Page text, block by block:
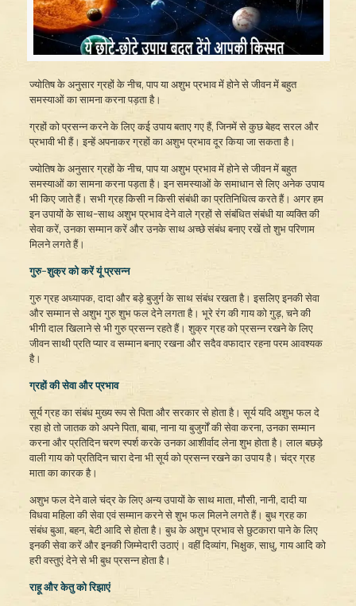
ज्योतिष के अनुसार ग्रहों के नीच, पाप या अशुभ प्रभाव में होने से जीवन में बहुत
समस्याओं का सामना करना पड़ता है।
ग्रहों को प्रसन्न करने के लिए कई उपाय बताए गए हैं, जिनमें से कुछ बेहद सरल और
प्रभावी भी हैं। इन्हें अपनाकर ग्रहों का अशुभ प्रभाव दूर किया जा सकता है।
ज्योतिष के अनुसार ग्रहों के नीच, पाप या अशुभ प्रभाव में होने से जीवन में बहुत
समस्याओं का सामना करना पड़ता है। इन समस्याओं के समाधान से लिए अनेक उपाय
भी किए जाते हैं। सभी ग्रह किसी न किसी संबंधी का प्रतिनिधित्व करते हैं। अगर हम
इन उपायों के साथ-साथ अशुभ प्रभाव देने वाले ग्रहों से संबंधित संबंधी या व्यक्ति की
सेवा करें, उनका सम्मान करें और उनके साथ अच्छे संबंध बनाए रखें तो शुभ परिणाम
मिलने लगते हैं।
गुरु-शुक्र को करें यूं प्रसन्न
गुरु ग्रह अध्यापक, दादा और बड़े बुजुर्ग के साथ संबंध रखता है। इसलिए इनकी सेवा
और सम्मान से अशुभ गुरु शुभ फल देने लगता है। भूरे रंग की गाय को गुड़, चने की
भीगी दाल खिलाने से भी गुरु प्रसन्न रहते हैं। शुक्र ग्रह को प्रसन्न रखने के लिए
जीवन साथी प्रति प्यार व सम्मान बनाए रखना और सदैव वफादार रहना परम आवश्यक
है।
ग्रहों की सेवा और प्रभाव
सूर्य ग्रह का संबंध मुख्य रूप से पिता और सरकार से होता है। सूर्य यदि अशुभ फल दे
रहा हो तो जातक को अपने पिता, बाबा, नाना या बुजुर्गों की सेवा करना, उनका सम्मान
करना और प्रतिदिन चरण स्पर्श करके उनका आशीर्वाद लेना शुभ होता है। लाल बछड़े
वाली गाय को प्रतिदिन चारा देना भी सूर्य को प्रसन्न रखने का उपाय है। चंद्र ग्रह
माता का कारक है।
अशुभ फल देने वाले चंद्र के लिए अन्य उपायों के साथ माता, मौसी, नानी, दादी या
विधवा महिला की सेवा एवं सम्मान करने से शुभ फल मिलने लगते हैं। बुध ग्रह का
संबंध बुआ, बहन, बेटी आदि से होता है। बुध के अशुभ प्रभाव से छुटकारा पाने के लिए
इनकी सेवा करें और इनकी जिम्मेदारी उठाएं। वहीं दिव्यांग, भिक्षुक, साधु, गाय आदि को
हरी वस्तुएं देने से भी बुध प्रसन्न होता है।
राहू और केतु को रिझाएं